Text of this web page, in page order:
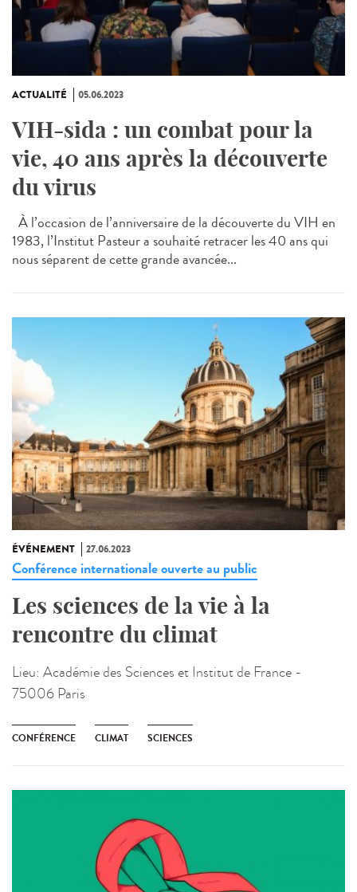
ACTUALITÉ 05.06.2023
VIH-sida : un combat pour la
vie, 40 ans après la découverte
du virus
À l’occasion de l’anniversaire de la découverte du VIH en
1983, l’Institut Pasteur a souhaité retracer les 40 ans qui
nous séparent de cette grande avancée...
ÉVÉNEMENT 27.06.2023
Conférence internationale ouverte au public
Les sciences de la vie à la
rencontre du climat
Lieu: Académie des Sciences et Institut de France -
75006 Paris
CONFÉRENCE CLIMAT SCIENCES